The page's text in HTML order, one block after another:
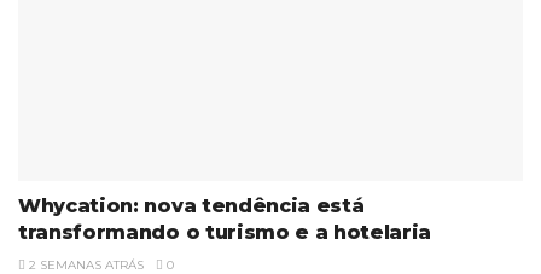
Whycation: nova tendência está
transformando o turismo e a hotelaria
2 SEMANAS ATRÁS 0